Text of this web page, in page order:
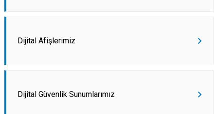
Dijital Afişlerimiz
Dijital Güvenlik Sunumlarımız